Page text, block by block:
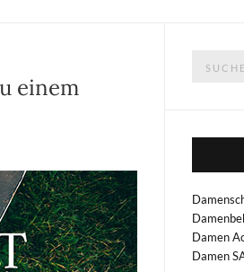
einem
Damen
Damen